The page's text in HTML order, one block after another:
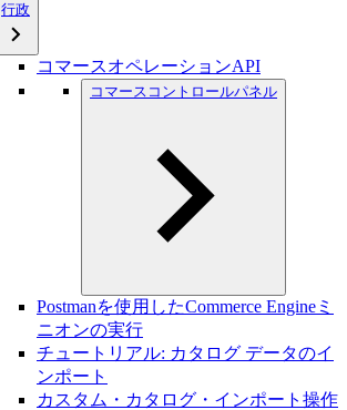
行政
コマースオペレーションAPI
コマースコントロールパネル
Postmanを使用したCommerce Engineミ
ニオンの実行
チュートリアル: カタログ データのイ
ンポート
カスタム・カタログ・インポート操作